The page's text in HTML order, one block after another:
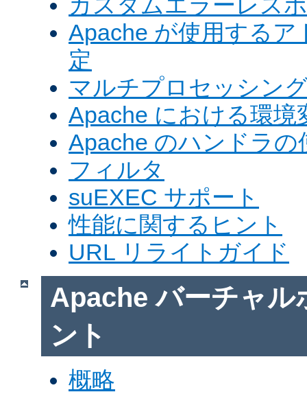
Apache が使用する
定
マルチプロセッシン
Apache における環境
Apache のハンドラの
フィルタ
suEXEC サポート
性能に関するヒント
URL リライトガイド
Apache バーチャル
ント
概略